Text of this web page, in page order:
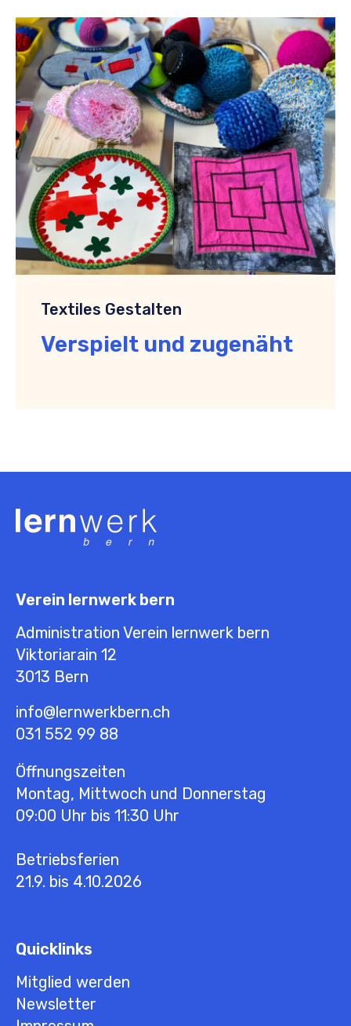
Textiles Gestalten
Verspielt und zugenäht
Verein lernwerk bern
Administration Verein lernwerk bern
Viktoriarain 12
3013 Bern
info@lernwerkbern.ch
031 552 99 88
Öffnungszeiten
Montag, Mittwoch und Donnerstag
09:00 Uhr bis 11:30 Uhr
Betriebsferien
21.9. bis 4.10.2026
Quicklinks
Mitglied werden
Newsletter